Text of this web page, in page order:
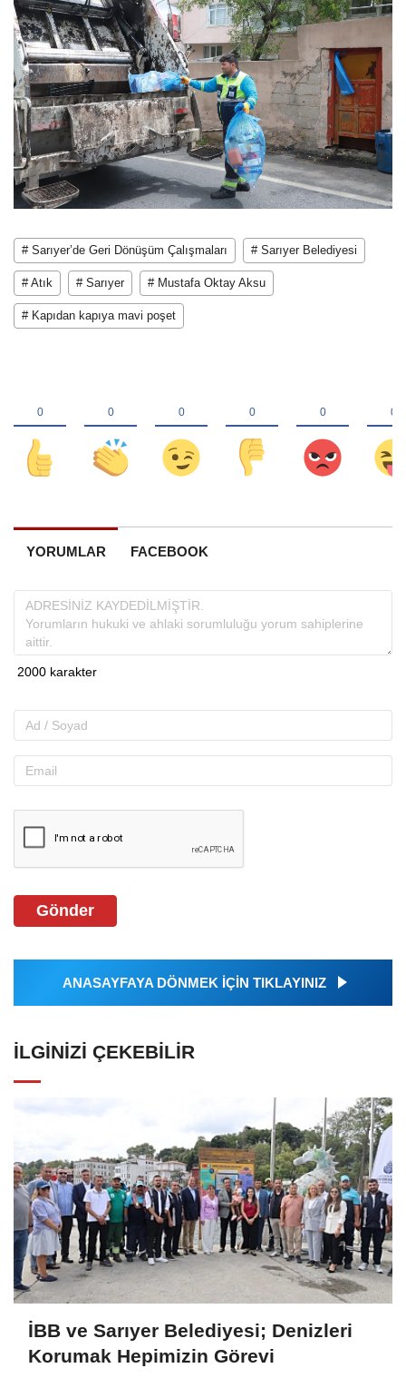
# Sarıyer’de Geri Dönüşüm Çalışmaları # Sarıyer Belediyesi
# Atık # Sarıyer # Mustafa Oktay Aksu
# Kapıdan kapıya mavi poşet
YORUMLAR FACEBOOK
Gönder
ANASAYFAYA DÖNMEK İÇİN TIKLAYINIZ
İLGINIZI ÇEKEBILIR
İBB ve Sarıyer Belediyesi; Denizleri
Korumak Hepimizin Görevi